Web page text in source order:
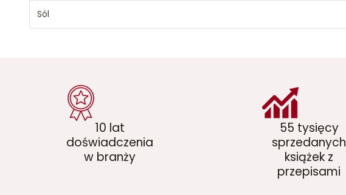
Sól
10 lat
doświadczenia
w branży
55 tysięcy
sprzedanych
książek z
przepisami